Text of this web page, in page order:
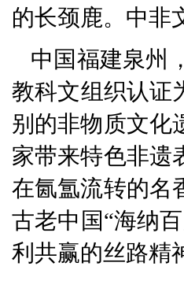
的长颈鹿。中非
中国福建泉州
教科文组织认证
别的非物质文化
家带来特色非遗
在氤氲流转的名
古老中国“海纳
利共赢的丝路精